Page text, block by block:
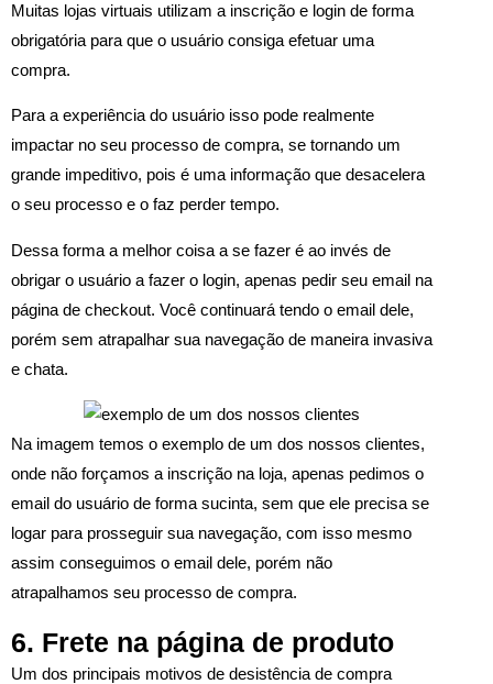
Muitas lojas virtuais utilizam a inscrição e login de forma
obrigatória para que o usuário consiga efetuar uma
compra.
Para a experiência do usuário isso pode realmente
impactar no seu processo de compra, se tornando um
grande impeditivo, pois é uma informação que desacelera
o seu processo e o faz perder tempo.
Dessa forma a melhor coisa a se fazer é ao invés de
obrigar o usuário a fazer o login, apenas pedir seu email na
página de checkout. Você continuará tendo o email dele,
porém sem atrapalhar sua navegação de maneira invasiva
e chata.
Na imagem temos o exemplo de um dos nossos clientes,
onde não forçamos a inscrição na loja, apenas pedimos o
email do usuário de forma sucinta, sem que ele precisa se
logar para prosseguir sua navegação, com isso mesmo
assim conseguimos o email dele, porém não
atrapalhamos seu processo de compra.
6. Frete na página de produto
Um dos principais motivos de desistência de compra